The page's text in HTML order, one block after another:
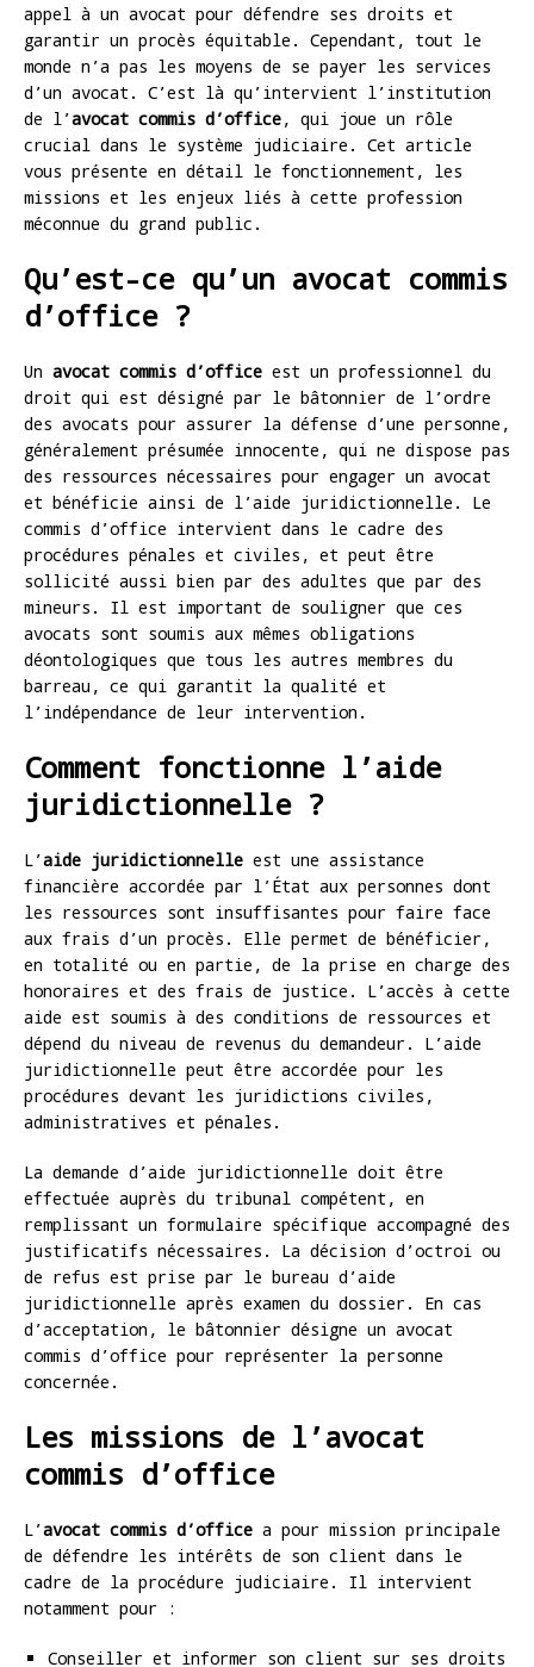
appel à un avocat pour défendre ses droits et
garantir un procès équitable. Cependant, tout le
monde n’a pas les moyens de se payer les services
d’un avocat. C’est là qu’intervient l’institution
de l’avocat commis d’office, qui joue un rôle
crucial dans le système judiciaire. Cet article
vous présente en détail le fonctionnement, les
missions et les enjeux liés à cette profession
méconnue du grand public.
Qu’est-ce qu’un avocat commis
d’office ?
Un avocat commis d’office est un professionnel du
droit qui est désigné par le bâtonnier de l’ordre
des avocats pour assurer la défense d’une personne,
généralement présumée innocente, qui ne dispose pas
des ressources nécessaires pour engager un avocat
et bénéficie ainsi de l’aide juridictionnelle. Le
commis d’office intervient dans le cadre des
procédures pénales et civiles, et peut être
sollicité aussi bien par des adultes que par des
mineurs. Il est important de souligner que ces
avocats sont soumis aux mêmes obligations
déontologiques que tous les autres membres du
barreau, ce qui garantit la qualité et
l’indépendance de leur intervention.
Comment fonctionne l’aide
juridictionnelle ?
L’aide juridictionnelle est une assistance
financière accordée par l’État aux personnes dont
les ressources sont insuffisantes pour faire face
aux frais d’un procès. Elle permet de bénéficier,
en totalité ou en partie, de la prise en charge des
honoraires et des frais de justice. L’accès à cette
aide est soumis à des conditions de ressources et
dépend du niveau de revenus du demandeur. L’aide
juridictionnelle peut être accordée pour les
procédures devant les juridictions civiles,
administratives et pénales.
La demande d’aide juridictionnelle doit être
effectuée auprès du tribunal compétent, en
remplissant un formulaire spécifique accompagné des
justificatifs nécessaires. La décision d’octroi ou
de refus est prise par le bureau d’aide
juridictionnelle après examen du dossier. En cas
d’acceptation, le bâtonnier désigne un avocat
commis d’office pour représenter la personne
concernée.
Les missions de l’avocat
commis d’office
L’avocat commis d’office a pour mission principale
de défendre les intérêts de son client dans le
cadre de la procédure judiciaire. Il intervient
notamment pour :
Conseiller et informer son client sur ses droits